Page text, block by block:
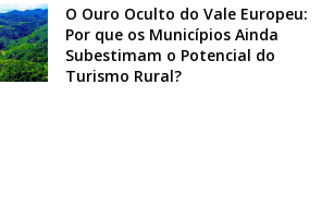
O Ouro Oculto do Vale Europeu:
Por que os Municípios Ainda
Subestimam o Potencial do
Turismo Rural?